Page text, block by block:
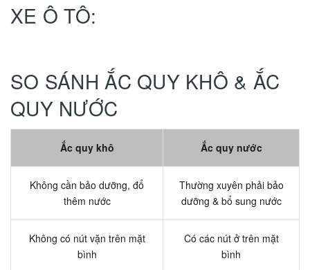
XE Ô TÔ:
SO SÁNH ẮC QUY KHÔ & ẮC
QUY NƯỚC
Ắc quy khô Ắc quy nước
Không cần bảo dưỡng, đổ
thêm nước
Thường xuyên phải bảo
dưỡng & bổ sung nước
Không có nút vặn trên mặt
bình
Có các nút ở trên mặt
bình